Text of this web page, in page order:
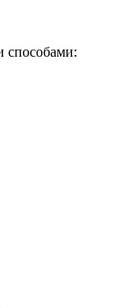
способами: